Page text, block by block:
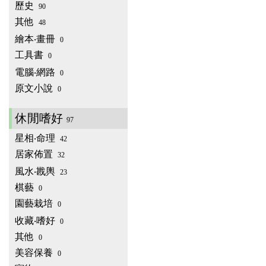
歷史 90
其他 48
繪本‧畫冊 0
工具書 0
電腦‧網路 0
原文小說 0
休閒嗜好 97
星相‧命理 42
居家佈置 32
風水‧戡輿 23
棋藝 0
園藝栽培 0
收藏‧嗜好 0
其他 0
美容保養 0